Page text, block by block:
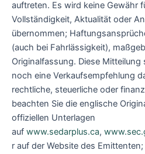
auftreten. Es wird keine Gewähr
Vollständigkeit, Aktualität oder
übernommen;
(auch bei Fahrlässigkeit),
Originalfassung. Diese
noch eine Verkaufsempfehlung
rechtliche, steuerliche oder
beachten Sie die englische
offiziellen Unterlagen
auf www.sedarplus.ca,
r auf der Website des